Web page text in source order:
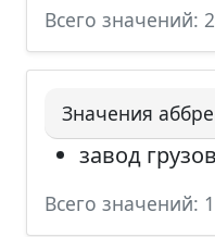
Всего значений: 2
Значения
завод
Всего значений: 1